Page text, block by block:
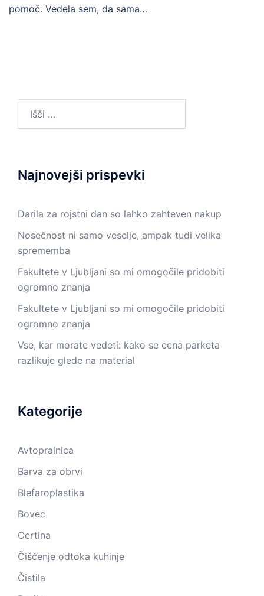
pomoč. Vedela sem, da sama…
Najnovejši prispevki
Darila za rojstni dan so lahko zahteven nakup
Nosečnost ni samo veselje, ampak tudi velika
sprememba
Fakultete v Ljubljani so mi omogočile pridobiti
ogromno znanja
Fakultete v Ljubljani so mi omogočile pridobiti
ogromno znanja
Vse, kar morate vedeti: kako se cena parketa
razlikuje glede na material
Kategorije
Avtopralnica
Barva za obrvi
Blefaroplastika
Bovec
Certina
Čiščenje odtoka kuhinje
Čistila